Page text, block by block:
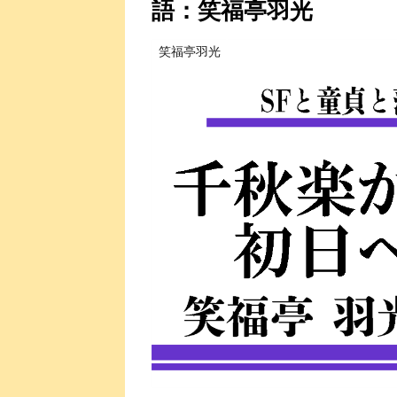
語：笑福亭羽光
笑福亭羽光